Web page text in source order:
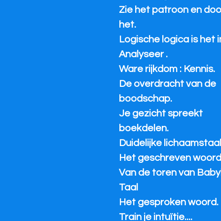
Zie het patroon en
het.
Logische logica is het
Analyseer .
Ware rijkdom : Kennis.
De overdracht van de
boodschap.
Je gezicht spreekt
boekdelen.
Duidelijke
Het geschreven
Van de toren van
Taal
Het gesproken woord.
Train je intuïtie....